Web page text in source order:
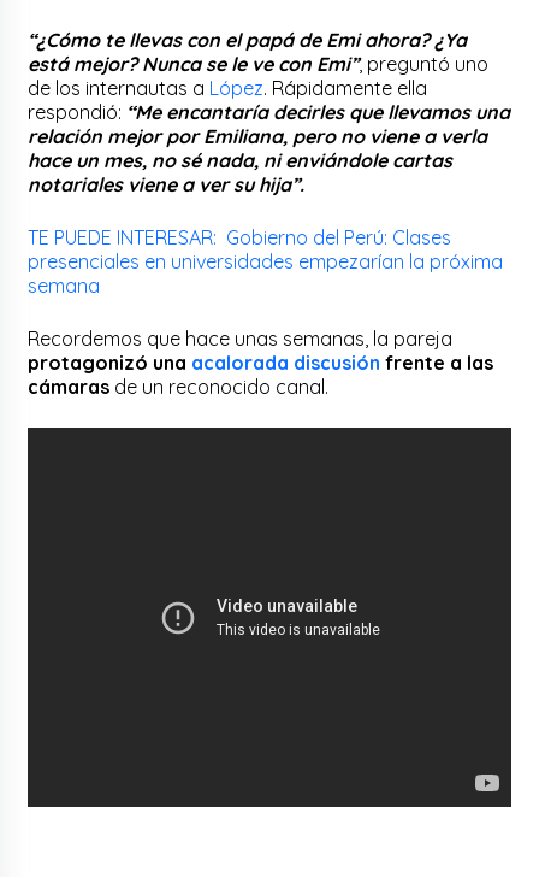
“¿Cómo te llevas con el papá de Emi ahora? ¿Ya
está mejor? Nunca se le ve con Emi”, preguntó uno
de los internautas a López. Rápidamente ella
respondió: “Me encantaría decirles que llevamos una
relación mejor por Emiliana, pero no viene a verla
hace un mes, no sé nada, ni enviándole cartas
notariales viene a ver su hija”.
TE PUEDE INTERESAR: Gobierno del Perú: Clases
presenciales en universidades empezarían la próxima
semana
Recordemos que hace unas semanas, la pareja
protagonizó una acalorada discusión frente a las
cámaras de un reconocido canal.